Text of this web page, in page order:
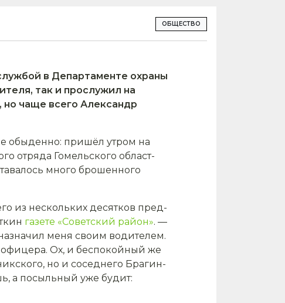
ОБЩЕСТВО
в Департаменте охраны
так и прослужил на
чаще всего Александр
обыденно: пришёл утром на
отряда Гомельского област­
много брошенного
из нескольких десятков пред­
газете «Советский район». —
меня своим водите­лем.
офицера. Ох, и беспокойный же
но и соседнего Брагин­
а посыльный уже будит: